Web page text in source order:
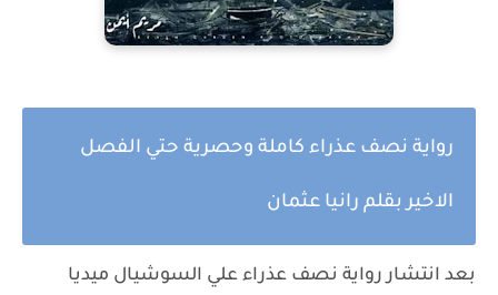
رواية نصف عذراء كاملة وحصرية حتي الفصل
الاخير بقلم رانيا عثمان
بعد انتشار رواية نصف عذراء علي السوشيال ميديا